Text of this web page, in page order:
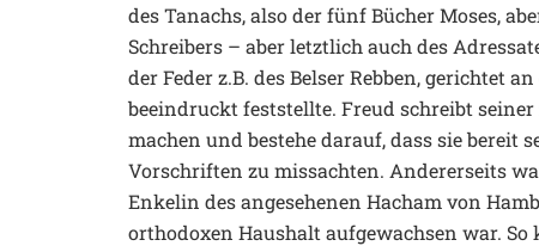
des Tanachs, also der fünf Bücher Moses,
Schreibers – aber letztlich auch des
der Feder z.B. des Belser Rebben, gerichtet
beeindruckt feststellte. Freud schreibt
machen und bestehe darauf, dass sie bereit
Vorschriften zu missachten. Andererseits
Enkelin des angesehenen Hacham von
orthodoxen Haushalt aufgewachsen war.